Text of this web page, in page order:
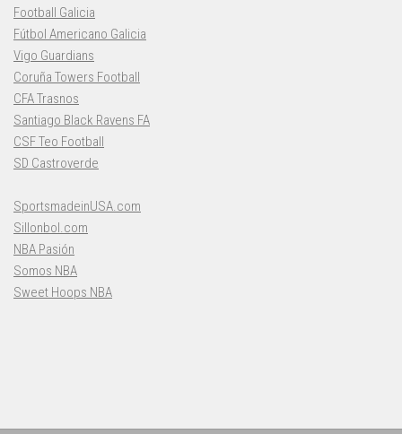
Football Galicia
Fútbol Americano Galicia
Vigo Guardians
Coruña Towers Football
CFA Trasnos
Santiago Black Ravens FA
CSF Teo Football
SD Castroverde
SportsmadeinUSA.com
Sillonbol.com
NBA Pasión
Somos NBA
Sweet Hoops NBA